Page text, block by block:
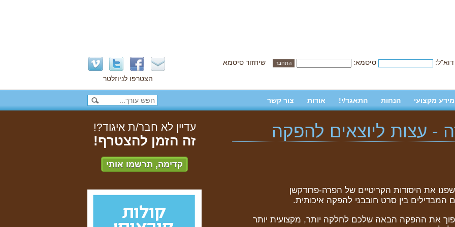
דוא"ל: סיסמא:
שיחזור סיסמא
הצטרפו לניוזלטר
מידע מקצועי הנחות התאגד/י! אודות צור קשר
- עצות ליוצאים להפקה
את היסודות הקריטיים של הפרה-פרודקשן
המבדילים בין סרט חובבני להפקה איכותית.
את ההפקה הבאה שלכם לחלקה יותר, מקצועית יותר
עדיין לא חבר/ת איגוד?!
זה הזמן להצטרף!
קדימה, תרשמו אותי